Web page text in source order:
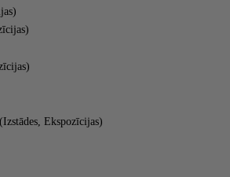
Ekspozīcijas)